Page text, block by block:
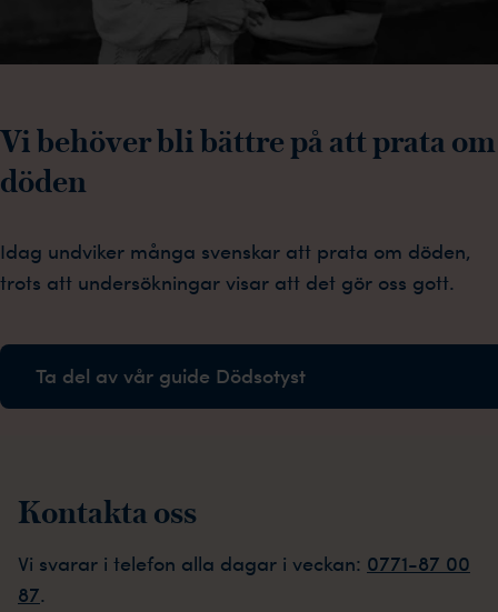
Vi behöver bli bättre på att prata om
döden
Idag undviker många svenskar att prata om döden,
trots att undersökningar visar att det gör oss gott.
Ta del av vår guide Dödsotyst
Kontakta oss
Vi svarar i telefon alla dagar i veckan: 0771-87 00
87.